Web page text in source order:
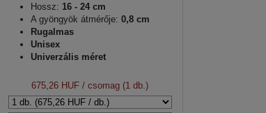
Hossz: 16 - 24 cm
A gyöngyök átmérője: 0,8 cm
Rugalmas
Unisex
Univerzális méret
675,26 HUF / csomag (1 db.)